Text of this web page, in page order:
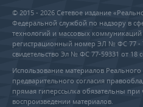
© 2015 - 2026 Сетевое издание
Федеральной службой по надзору в
технологий и массовых коммуникаций
регистрационный номер ЭЛ № ФС 77 -
свидетельство Эл № ФС 77-59331 от 18
Использование материалов
предварительного согласия
прямая гиперссылка обязательны
воспроизведении материалов.